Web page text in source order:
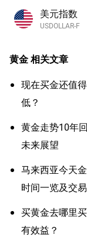
美元指数
USDOLLAR-F
黄金相关文章
现在买金还值
低？
黄金走势10年
未来展望
马来西亚今天
时间一览及交
买黄金去哪里
有效益？